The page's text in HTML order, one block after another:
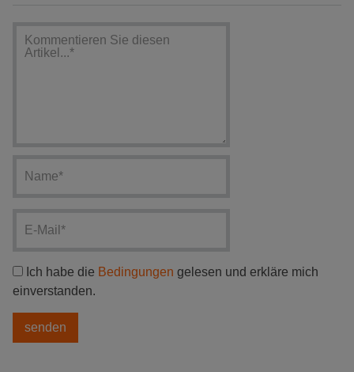
Ich habe die Bedingungen gelesen und erkläre mich
einverstanden.